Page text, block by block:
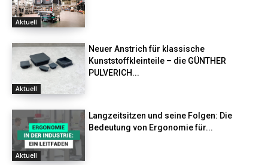
Aktuell
Aktuell
Neuer Anstrich für klassische
Kunststoffkleinteile – die GÜNTHER
PULVERICH...
Aktuell
Langzeitsitzen und seine Folgen: Die
Bedeutung von Ergonomie für...